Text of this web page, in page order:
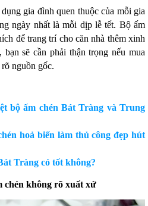
gia đình quen thuộc của mỗi gia
ngày nhất là mỗi dịp lễ tết. Bộ ấm
để trang trí cho căn nhà thêm xinh
sẽ cần phải thận trọng nếu mua
nguồn gốc.
bộ ấm chén Bát Tràng và Trung
hoả biến làm thủ công đẹp hút
Tràng có tốt không?
chén không rõ xuất xứ